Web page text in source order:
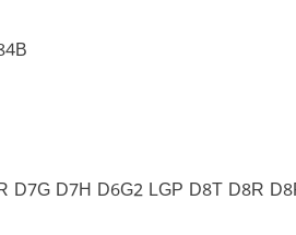
D7G D7H D6G2 LGP D8T D8R